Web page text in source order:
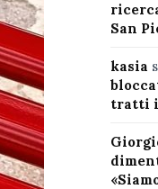
San
kasia
tratti